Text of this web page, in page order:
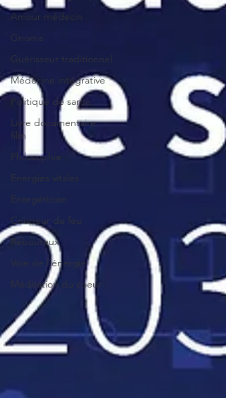
Amour médecin
Gnoma
Guérisseur traditionnel
Médecine intégrative
Politique de santé
Livre documentaire
film
Philosophie
Energies vitales
Energéticien
Coupeur de feu
Rebouteux
Voie de l'énergie
Méditation du coeur